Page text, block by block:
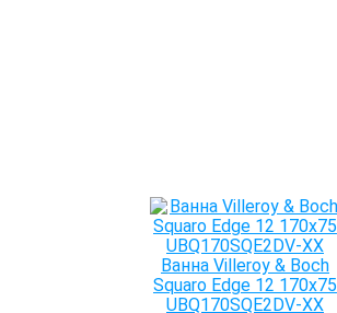
Ванна Villeroy & Boch
Squaro Edge 12 170x75
UBQ170SQE2DV-XX